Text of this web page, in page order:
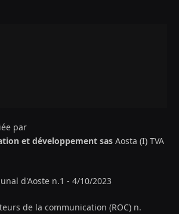
par
et développement sas Aosta (I) TVA
d'Aoste n.1 - 4/10/2023
de la communication (ROC) n.